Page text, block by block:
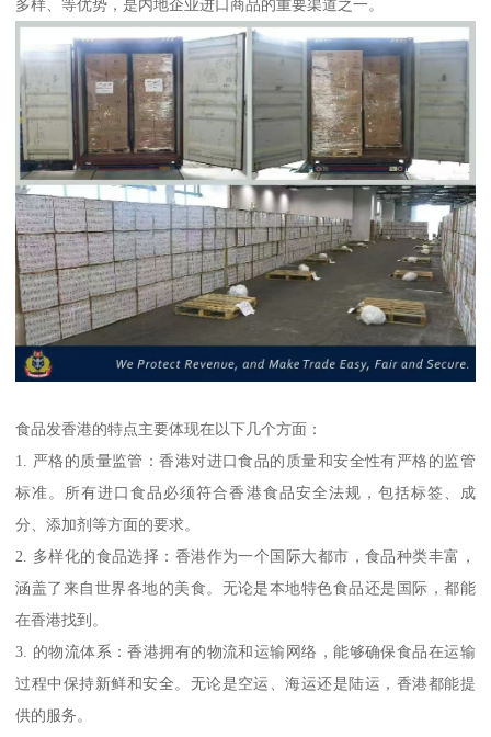
多样、等优势，是内地企业进口商品的重要渠道之一。
食品发香港的特点主要体现在以下几个方面：
1. 严格的质量监管：香港对进口食品的质量和安全性有严格的监管
标准。所有进口食品必须符合香港食品安全法规，包括标签、成
分、添加剂等方面的要求。
2. 多样化的食品选择：香港作为一个国际大都市，食品种类丰富，
涵盖了来自世界各地的美食。无论是本地特色食品还是国际，都能
在香港找到。
3. 的物流体系：香港拥有的物流和运输网络，能够确保食品在运输
过程中保持新鲜和安全。无论是空运、海运还是陆运，香港都能提
供的服务。